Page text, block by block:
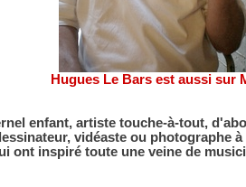
Hugues Le Bars est aussi sur
enfant, artiste touche-à-tout,
vidéaste ou photographe
ont inspiré toute une veine de